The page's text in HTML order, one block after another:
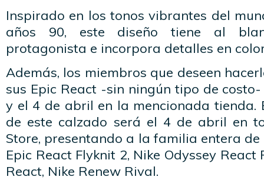
Inspirado en los tonos vibrantes del
años 90, este diseño tiene al
protagonista e incorpora detalles en
Además, los miembros que deseen
sus Epic React -sin ningún tipo de
y el 4 de abril en la mencionada tienda.
de este calzado será el 4 de abril en
Store, presentando a la familia entera
Epic React Flyknit 2, Nike Odyssey React
React, Nike Renew Rival.